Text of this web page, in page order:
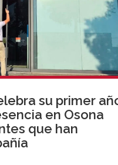
su primer
en Osona
que han